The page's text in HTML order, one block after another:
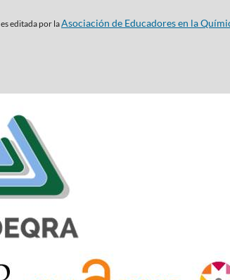
es editada por laAsociación de Educadores en la